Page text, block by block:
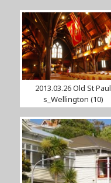
2013.03.26 Old St Paul
s_Wellington (10)